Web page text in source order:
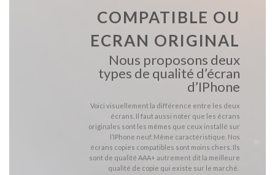
COMPATIBLE OU
ECRAN ORIGINAL
Nous proposons deux
types de qualité d’écran
d’IPhone
Voici visuellement la différence entre les deux
écrans. Il faut aussi noter que les écrans
originales sont les mêmes que ceux installé sur
l’IPhone neuf. Même caractéristique. Nos
écrans copies compatibles sont moins chers. Ils
sont de qualité AAA+ autrement dit la meilleure
qualité de copie qui existe sur le marché.